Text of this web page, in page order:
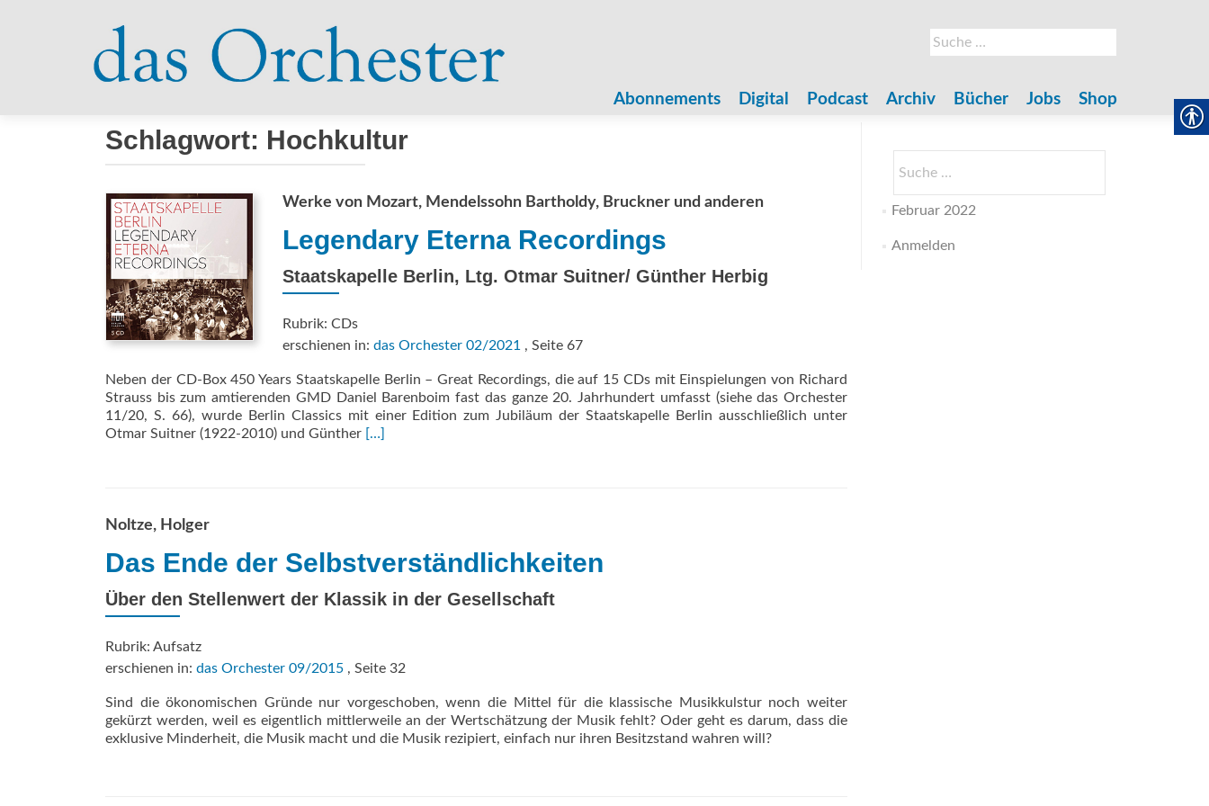
Suche
nach:
Abonnements Digital Podcast Archiv Bücher Jobs Shop
Schlagwort: Hochkultur
Werke von Mozart, Mendelssohn Bartholdy, Bruckner und anderen
Legendary Eterna Recordings
Staatskapelle Berlin, Ltg. Otmar Suitner/ Günther Herbig
Rubrik: CDs
erschienen in: das Orchester 02/2021 , Seite 67
Neben der CD-Box 450 Years Staatskapelle Berlin – Great Recordings, die auf 15 CDs mit Einspielungen von Richard
Strauss bis zum amtierenden GMD Daniel Barenboim fast das ganze 20. Jahrhundert umfasst (siehe das Orchester
11/20, S. 66), wurde Berlin Classics mit einer Edition zum Jubiläum der Staatskapelle Berlin ausschließlich unter
Otmar Suitner (1922-2010) und Günther Read
[…]
Noltze, Holger
Das Ende der Selbstverständlichkeiten
Über den Stellenwert der Klassik in der Gesellschaft
Rubrik: Aufsatz
erschienen in: das Orchester 09/2015 , Seite 32
Sind die ökonomischen Gründe nur vorgeschoben, wenn die Mittel für die klassische Musikkulstur noch weiter
gekürzt werden, weil es eigentlich mittlerweile an der Wertschätzung der Musik fehlt? Oder geht es darum, dass die
exklusive Minderheit, die Musik macht und die Musik rezipiert, einfach nur ihren Besitzstand wahren will?
nach:
Februar 2022
Anmelden